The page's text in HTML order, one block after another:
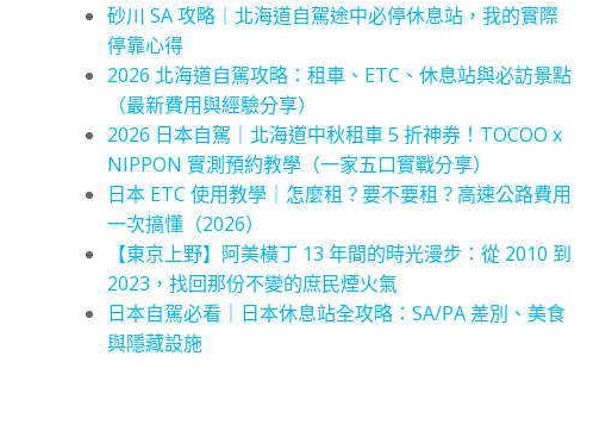
砂川 SA 攻略｜北海道自駕途中必停休息站，我的實際
停靠心得
2026 北海道自駕攻略：租車、ETC、休息站與必訪景點
（最新費用與經驗分享）
2026 日本自駕｜北海道中秋租車 5 折神券！TOCOO x
NIPPON 實測預約教學（一家五口實戰分享）
日本 ETC 使用教學｜怎麼租？要不要租？高速公路費用
一次搞懂（2026）
【東京上野】阿美橫丁 13 年間的時光漫步：從 2010 到
2023，找回那份不變的庶民煙火氣
日本自駕必看｜日本休息站全攻略：SA/PA 差別、美食
與隱藏設施